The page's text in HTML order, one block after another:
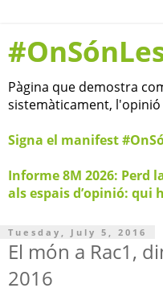
Pàgina que demostra
sistemàticament, l'opinió
Signa el manifest
Informe 8M 2026: Perd
als espais d’opinió: qui
Tuesday, July 5, 2016
El món a Rac1,
2016